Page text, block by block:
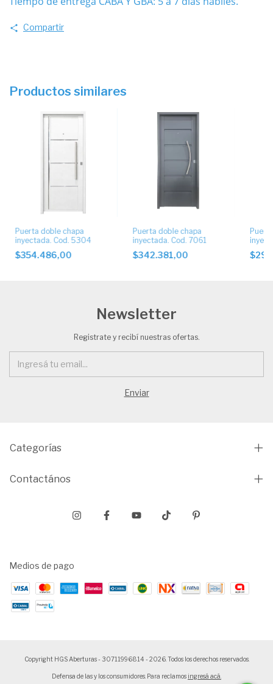
Compartir
Productos similares
Puerta doble chapa
inyectada. Cod. 5304
$354.486,00
Puerta doble chapa
inyectada. Cod. 7061
$342.381,00
Newsletter
Registrate y recibí nuestras ofertas.
Categorías
Contactános
Medios de pago
Copyright HGS Aberturas - 30711996814 - 2026. Todos los derechos reservados.
Defensa de las y los consumidores. Para reclamos ingresá acá.